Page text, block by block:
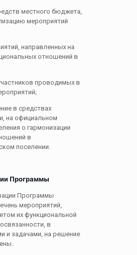
местного бюджета,
мероприятий
направленных на
отношений в
проводимых в
в средствах
на официальном
о гармонизации
в
поселении.
Программы
Программы
мероприятий,
их функциональной
в
и задачами, на решение